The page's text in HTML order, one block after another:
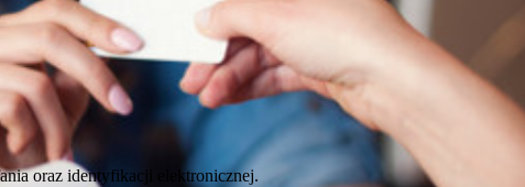
oraz identyfikacji elektronicznej.